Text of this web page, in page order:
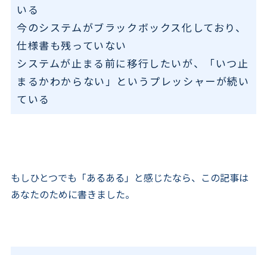
いる
今のシステムがブラックボックス化しており、
仕様書も残っていない
システムが止まる前に移行したいが、「いつ止
まるかわからない」というプレッシャーが続い
ている
もしひとつでも「あるある」と感じたなら、この記事は
あなたのために書きました。